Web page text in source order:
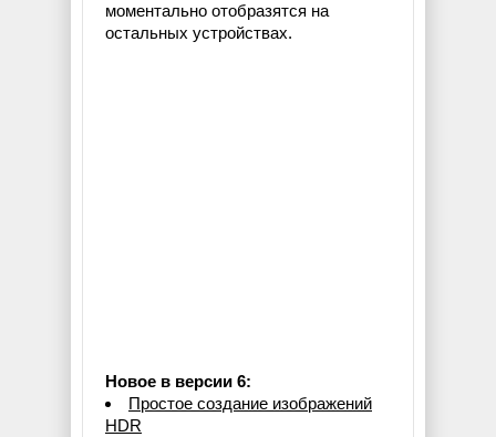
моментально отобразятся на
остальных устройствах.
Новое в версии 6:
Простое создание изображений
HDR